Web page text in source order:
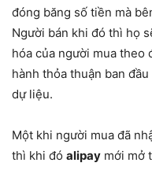
đóng băng số tiền mà
Người bán khi đó thì họ
hóa của người mua theo
hành thỏa thuận ban
dự liệu.
Một khi người mua đã
thì khi đó alipay mới mở